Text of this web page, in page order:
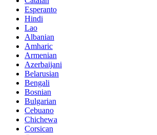
Esperanto
Hindi
Lao
Albanian
Amharic
Armenian
Azerbaijani
Belarusian
Bengali
Bosnian
Bulgarian
Cebuano
Chichewa
Corsican